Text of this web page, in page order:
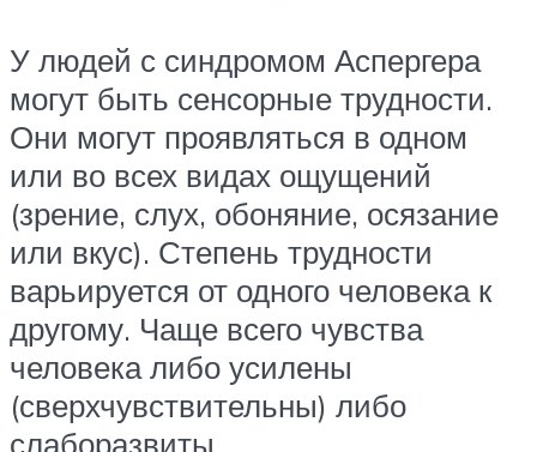
У людей с синдромом Аспергера
могут быть сенсорные трудности.
Они могут проявляться в одном
или во всех видах ощущений
(зрение, слух, обоняние, осязание
или вкус). Степень трудности
варьируется от одного человека к
другому. Чаще всего чувства
человека либо усилены
(сверхчувствительны) либо
слаборазвиты